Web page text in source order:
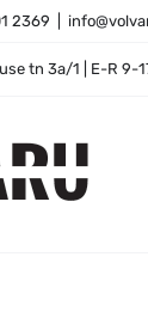
2369
tn 3a/1 | E-R 9-